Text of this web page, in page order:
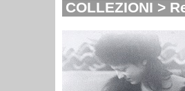
COLLEZIONI >